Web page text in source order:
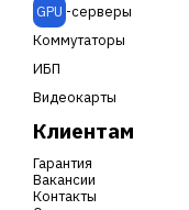
GPU -серверы
Коммутаторы
ИБП
Видеокарты
Клиентам
Гарантия
Вакансии
Контакты